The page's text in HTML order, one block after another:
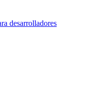
desarrolladores